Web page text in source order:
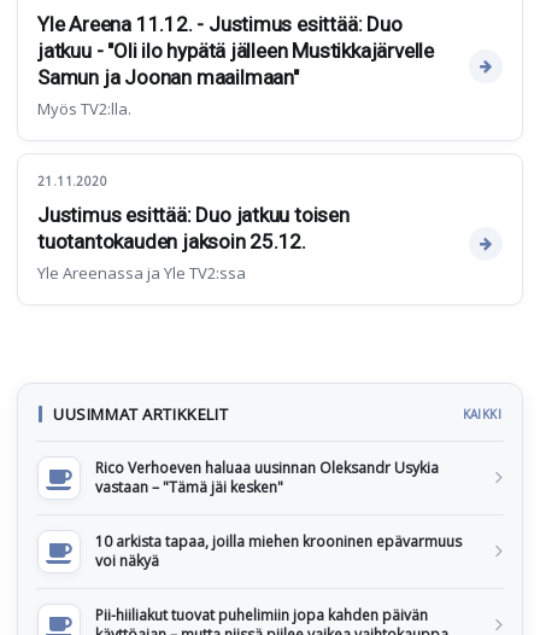
Yle Areena 11.12. - Justimus esittää: Duo
jatkuu - "Oli ilo hypätä jälleen Mustikkajärvelle
Samun ja Joonan maailmaan"
Myös TV2:lla.
21.11.2020
Justimus esittää: Duo jatkuu toisen
tuotantokauden jaksoin 25.12.
Yle Areenassa ja Yle TV2:ssa
UUSIMMAT ARTIKKELIT KAIKKI
Rico Verhoeven haluaa uusinnan Oleksandr Usykia
vastaan – "Tämä jäi kesken"
10 arkista tapaa, joilla miehen krooninen epävarmuus
voi näkyä
Pii-hiiliakut tuovat puhelimiin jopa kahden päivän